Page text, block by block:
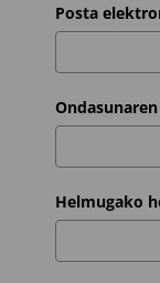
Posta
Helmugako